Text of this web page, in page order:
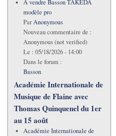
A vendre Basson TAKEDA
modèle pro
ParAnonymous
Nouveau commentaire de :
Anonymous (not verified)
Le : 05/18/2026 - 14:00
Dans le forum :
Basson
Académie Internationale de
Musique de Flaine avec
Thomas Quinquenel du 1er
au 15 août
Académie Internationale de